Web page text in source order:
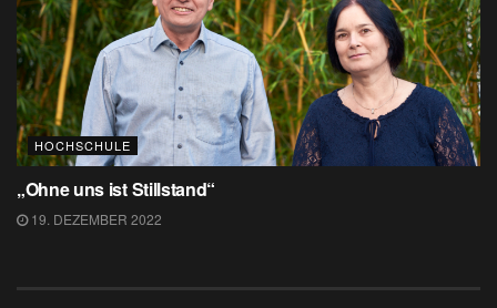
HOCHSCHULE
„Ohne uns ist Stillstand“
19. DEZEMBER 2022